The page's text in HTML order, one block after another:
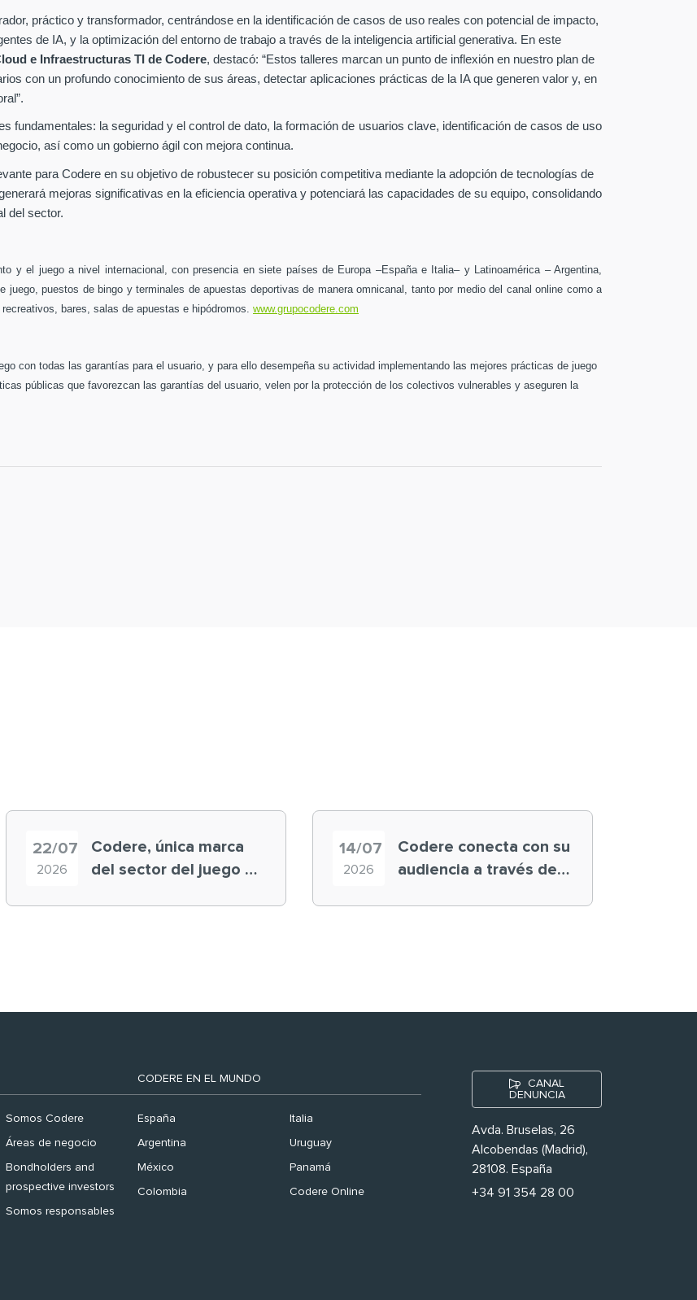
práctico y transformador, centrándose en la identificación de casos de uso reales con potencial de impacto,
de IA, y la optimización del entorno de trabajo a través de la inteligencia artificial generativa. En este
e Infraestructuras TI de Codere, destacó: “Estos talleres marcan un punto de inflexión en nuestro plan de
con un profundo conocimiento de sus áreas, detectar aplicaciones prácticas de la IA que generen valor y, en
fundamentales: la seguridad y el control de dato, la formación de usuarios clave, identificación de casos de uso
así como un gobierno ágil con mejora continua.
para Codere en su objetivo de robustecer su posición competitiva mediante la adopción de tecnologías de
mejoras significativas en la eficiencia operativa y potenciará las capacidades de su equipo, consolidando
del sector.
y el juego a nivel internacional, con presencia en siete países de Europa –España e Italia– y Latinoamérica – Argentina,
juego, puestos de bingo y terminales de apuestas deportivas de manera omnicanal, tanto por medio del canal online como a
bares, salas de apuestas e hipódromos. www.grupocodere.com
con todas las garantías para el usuario, y para ello desempeña su actividad implementando las mejores prácticas de juego
públicas que favorezcan las garantías del usuario, velen por la protección de los colectivos vulnerables y aseguren la
22/07
2026
Codere, única marca
del sector del juego en
14/07
2026
Codere conecta con su
audiencia a través de
Somos Codere
Áreas de negocio
Bondholders and
prospective investors
Somos responsables
CODERE EN EL MUNDO
España Italia
Argentina Uruguay
México Panamá
Colombia Codere Online
CANAL
DENUNCIA
Avda. Bruselas, 26
Alcobendas (Madrid),
28108. España
+34 91 354 28 00